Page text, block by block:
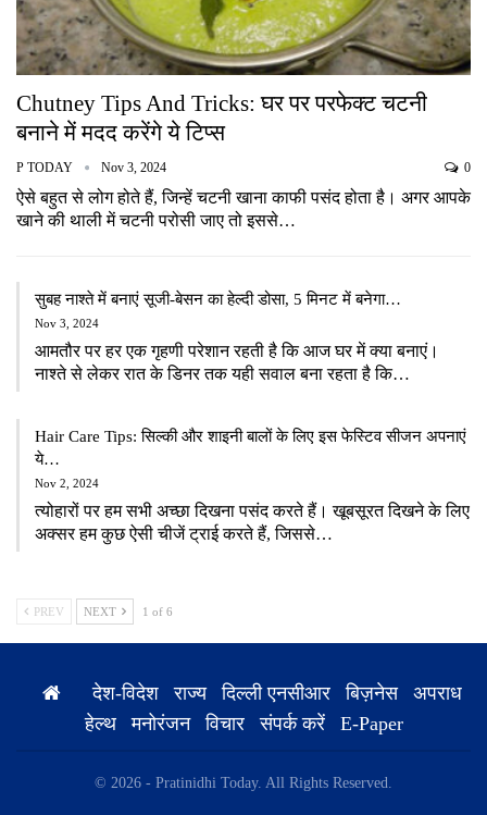
Chutney Tips And Tricks: घर पर परफेक्ट चटनी
बनाने में मदद करेंगे ये टिप्स
P TODAY Nov 3, 2024 0
ऐसे बहुत से लोग होते हैं, जिन्हें चटनी खाना काफी पसंद होता है। अगर आपके
खाने की थाली में चटनी परोसी जाए तो इससे…
सुबह नाश्ते में बनाएं सूजी-बेसन का हेल्दी डोसा, 5 मिनट में बनेगा…
Nov 3, 2024
आमतौर पर हर एक गृहणी परेशान रहती है कि आज घर में क्या बनाएं।
नाश्ते से लेकर रात के डिनर तक यही सवाल बना रहता है कि…
Hair Care Tips: सिल्की और शाइनी बालों के लिए इस फेस्टिव सीजन अपनाएं
ये…
Nov 2, 2024
त्योहारों पर हम सभी अच्छा दिखना पसंद करते हैं। खूबसूरत दिखने के लिए
अक्सर हम कुछ ऐसी चीजें ट्राई करते हैं, जिससे…
PREV NEXT 1 of 6
देश-विदेश राज्य दिल्ली एनसीआर बिज़नेस
अपराध
हेल्थ
मनोरंजन विचार संपर्क करें E-Paper
© 2026 - Pratinidhi Today. All Rights Reserved.